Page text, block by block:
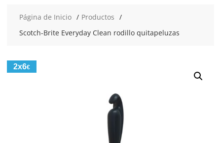
Página de Inicio
Productos
Scotch-Brite Everyday Clean rodillo quitapeluzas
2x6€